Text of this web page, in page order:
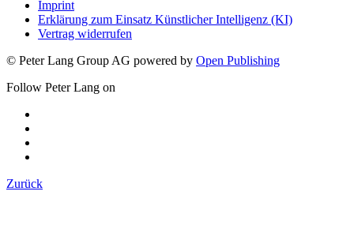
Imprint
Erklärung zum Einsatz Künstlicher Intelligenz (KI)
Vertrag widerrufen
© Peter Lang Group AG powered by Open Publishing
Follow Peter Lang on
Zurück